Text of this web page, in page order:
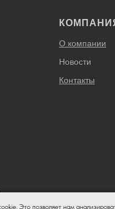
Это позволяет нам
О компании
Новости
Контакты